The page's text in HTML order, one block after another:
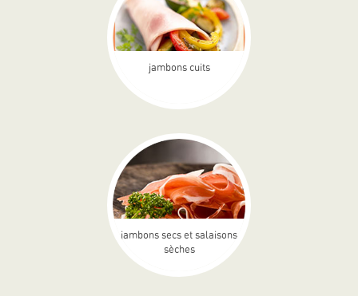
jambons cuits
jambons secs et salaisons
sèches